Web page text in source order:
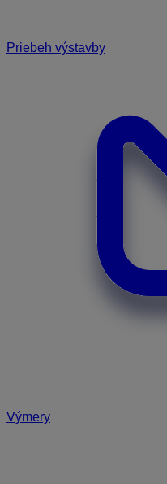
Priebeh výstavby
Výmery